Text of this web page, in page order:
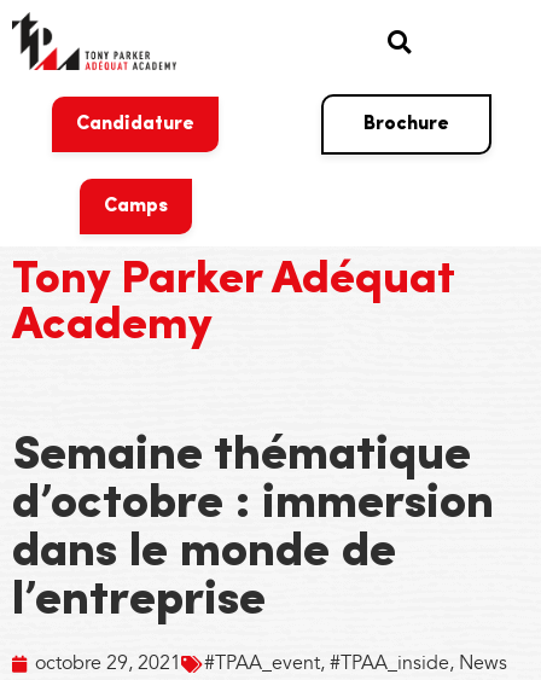
Candidature Brochure
Camps
Tony Parker Adéquat
Academy
Semaine thématique
d’octobre : immersion
dans le monde de
l’entreprise
octobre 29, 2021 #TPAA_event,#TPAA_inside, News